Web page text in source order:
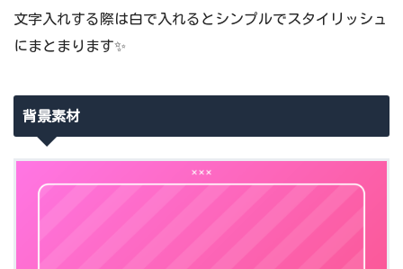
文字入れする際は白で入れるとシンプルでスタイリッシュ
にまとまります✨
背景素材